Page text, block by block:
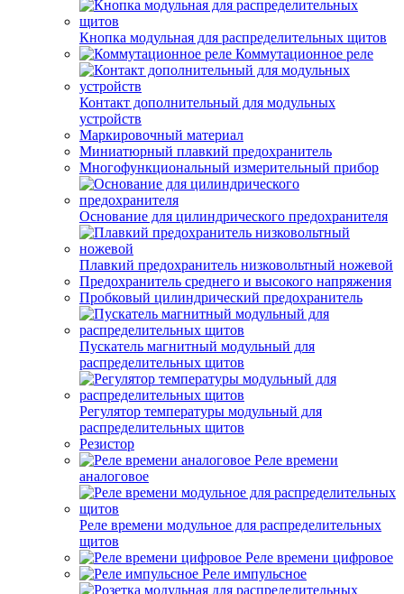
Кнопка модульная для распределительных щитов
Коммутационное реле
Контакт дополнительный для модульных
устройств
Маркировочный материал
Миниатюрный плавкий предохранитель
Многофункциональный измерительный прибор
Основание для цилиндрического предохранителя
Плавкий предохранитель низковольтный ножевой
Предохранитель среднего и высокого напряжения
Пробковый цилиндрический предохранитель
Пускатель магнитный модульный для
распределительных щитов
Регулятор температуры модульный для
распределительных щитов
Резистор
Реле времени
аналоговое
Реле времени модульное для распределительных
щитов
Реле времени цифровое
Реле импульсное